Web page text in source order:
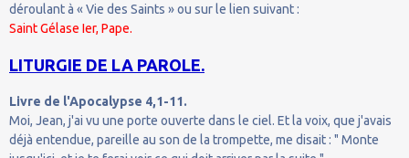
déroulant à « Vie des Saints » ou sur le lien suivant :
Saint Gélase Ier, Pape.
LITURGIE DE LA PAROLE.
Livre de l'Apocalypse 4,1-11.
Moi, Jean, j'ai vu une porte ouverte dans le ciel. Et la voix, que j'avais
déjà entendue, pareille au son de la trompette, me disait : " Monte